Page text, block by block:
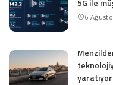
6
yaratıyor